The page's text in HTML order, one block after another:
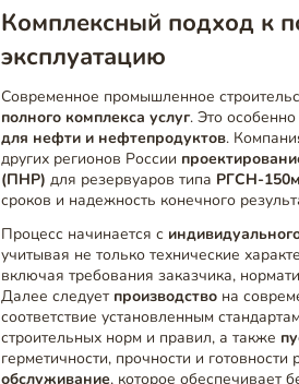
Комплексный подход к
эксплуатацию
Современное промышленное
полного комплекса услуг. Это
для нефти и нефтепродуктов.
других регионов России
(ПНР) для резервуаров типа РГСН-
сроков и надежность конечного
Процесс начинается с
учитывая не только технические
включая требования заказчика,
Далее следует производство на
соответствие установленным
строительных норм и правил, а также
герметичности, прочности и
обслуживание, которое обеспечивает